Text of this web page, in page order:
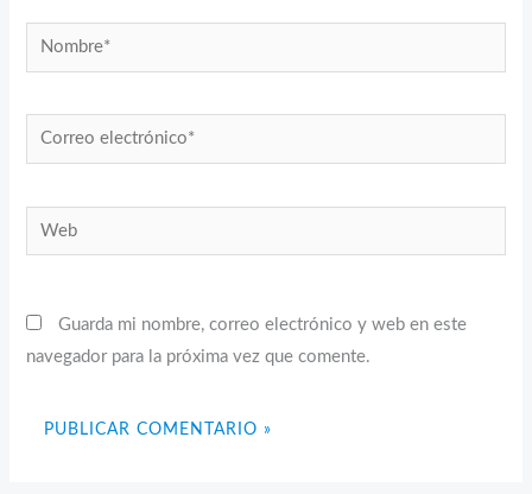
Nombre*
Correo
electrónico*
Web
Guarda mi nombre, correo electrónico y web en este
navegador para la próxima vez que comente.